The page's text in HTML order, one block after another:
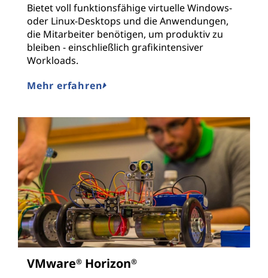
Bietet voll funktionsfähige virtuelle Windows-
oder Linux-Desktops und die Anwendungen,
die Mitarbeiter benötigen, um produktiv zu
bleiben - einschließlich grafikintensiver
Workloads.
Mehr erfahren
VMware® Horizon®